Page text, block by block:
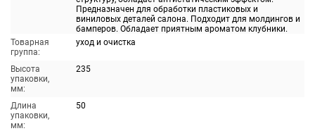
Предназначен для обработки пластиковых и
виниловых деталей салона. Подходит для молдингов и
бамперов. Обладает приятным ароматом клубники.
Товарная
группа:
уход и очистка
Высота
упаковки,
мм:
235
Длина
упаковки,
мм:
50